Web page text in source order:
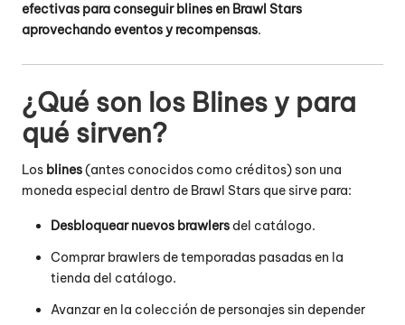
efectivas para conseguir blines en Brawl Stars
aprovechando eventos y recompensas.
¿Qué son los Blines y para
qué sirven?
Los blines(antes conocidos como créditos) son una
moneda especial dentro de Brawl Stars que sirve para:
Desbloquear nuevos brawlers del catálogo.
Comprar brawlers de temporadas pasadas en la
tienda del catálogo.
Avanzar en la colección de personajes sin depender